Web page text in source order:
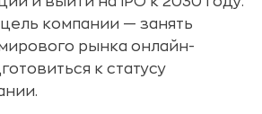
компании — занять
рынка онлайн-
к статусу